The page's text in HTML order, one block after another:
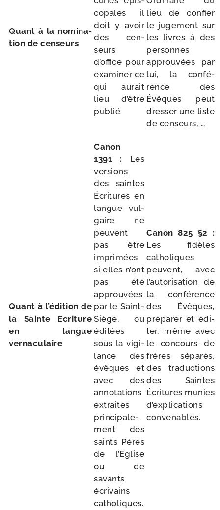
Quant à la nomi­na­
tion de censeurs
co­pales il
doit y avoir
des cen­
seurs
d’office pour
exa­mi­ner ce
qui aurait
lieu d’être
publié
lieu de confier
le juge­ment sur
les livres à des
per­sonnes
approu­vées par
lui, la confé­
rence des
Évêques peut
dres­ser une liste
de censeurs, …
Quant à l’édition de
la Sainte Ecriture
en langue
vernaculaire
Canon
1391 : Les
ver­sions
des saintes
Écritures en
langue vul­
gaire ne
peuvent
pas être
impri­mées
si elles n’ont
pas été
approu­vées
par le Saint-​
Siège, ou
édi­tées
sous la vigi­
lance des
évêques et
avec des
anno­ta­tions
extraites
prin­ci­pa­le­
ment des
saints Pères
de l’Église
ou de
savants
écri­vains
catholiques.
Canon 825 §2 :
Les fidèles
catho­liques
peuvent, avec
l’autorisation de
la confé­rence
des Évêques,
pré­pa­rer et édi­
ter, même avec
le concours de
frères sépa­rés,
des tra­duc­tions
des Saintes
Écritures munies
d’explications
convenables.